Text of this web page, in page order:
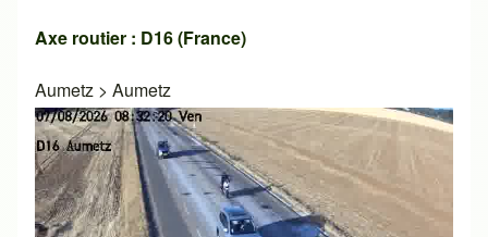
Axe routier : D16 (France)
Aumetz > Aumetz